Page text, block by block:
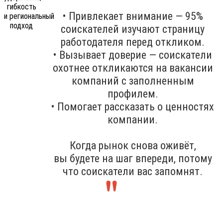
• Привлекает внимание — 95%
соискателей изучают страницу
работодателя перед откликом.
• Вызывает доверие — соискатели
охотнее откликаются на вакансии
компаний с заполненным
профилем.
• Помогает рассказать о ценностях
компании.
Когда рынок снова оживёт,
вы будете на шаг впереди, потому
что соискатели вас запомнят.